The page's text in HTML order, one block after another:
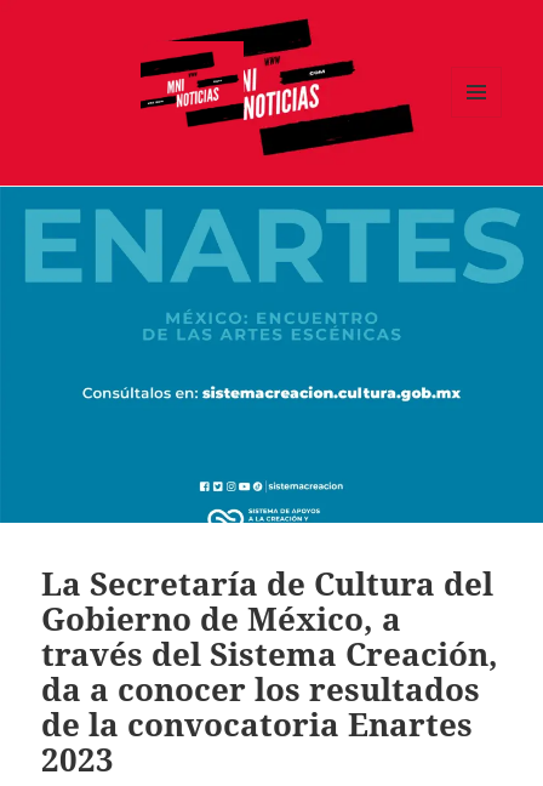
La Secretaría de Cultura del
Gobierno de México, a
través del Sistema Creación,
da a conocer los resultados
de la convocatoria Enartes
2023